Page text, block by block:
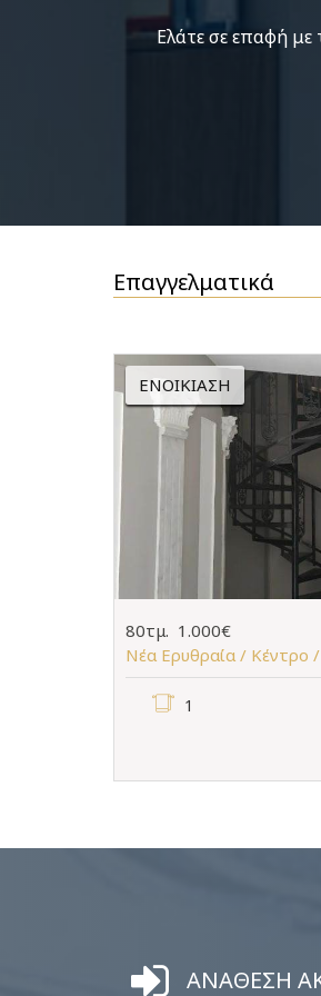
Ελάτε σε επαφή με
Επαγγελματικά
ΕΝΟΙΚΊΑΣΗ
80τμ. 1.000€
Νέα Ερυθραία / Κέντρο /
1
ΑΝΑΘΕΣΗ